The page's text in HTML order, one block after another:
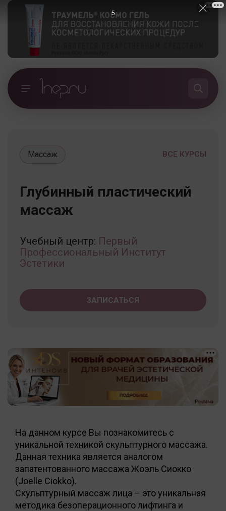
ВСЕ КУРСЫ
Массаж
Глубинный пластический
массаж
Учебный центр: Первый
Профессиональный Институт
Эстетики
ЗАПИСАТЬСЯ
На данном курсе Вы познакомитесь с
уникальной техникой скульптурного массажа.
Данная техника является аналогом
запатентованного массажа Жоэль Сиокко
(Joelle Ciokko).
Скульптурный массаж лица – это уникальная
методика безоперационного лифтинга и
5